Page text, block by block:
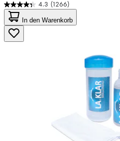
4.3 (1266)
4.3
von
5
Sternen.
1266
In den Warenkorb